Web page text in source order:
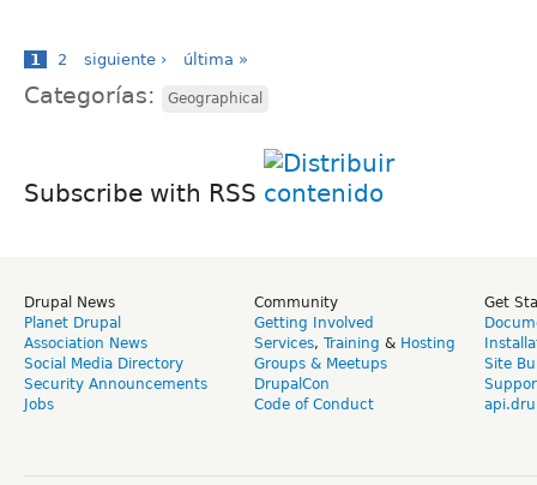
1 2 siguiente › última »
Categorías: Geographical
Subscribe with RSS
Drupal News
Planet Drupal
Association News
Social Media Directory
Security Announcements
Jobs
Community
Getting Involved
Services, Training & Hosting
Groups & Meetups
DrupalCon
Code of Conduct
Get
Site